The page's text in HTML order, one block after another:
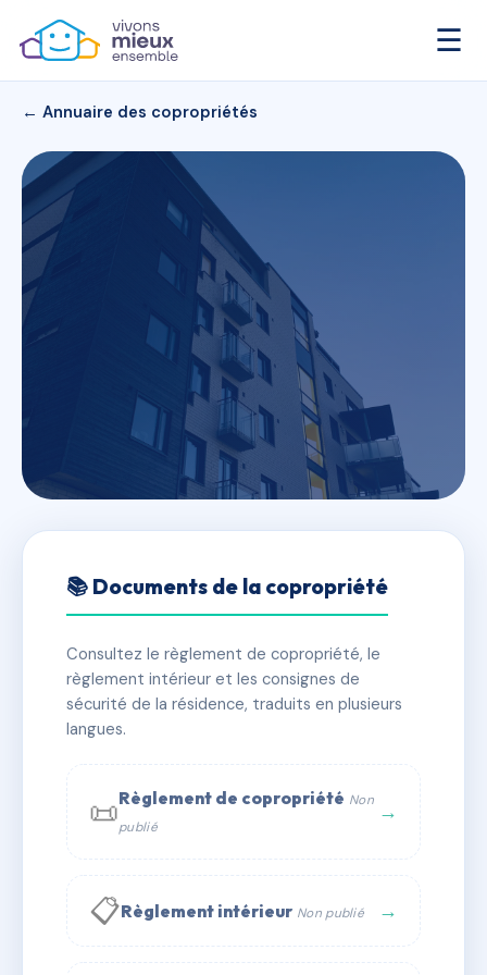
☰
← Annuaire des copropriétés
12 AVENUE AGOSTINI
✓ Immatriculée 🏠 7 lots 🏗 1 bâtiment(s)
📞 Contacter Syndic Digital
📚 Documents de la copropriété
Consultez le règlement de copropriété, le
règlement intérieur et les consignes de
sécurité de la résidence, traduits en plusieurs
langues.
📜Règlement de copropriété Non
publié
→
📋Règlement intérieur Non publié →